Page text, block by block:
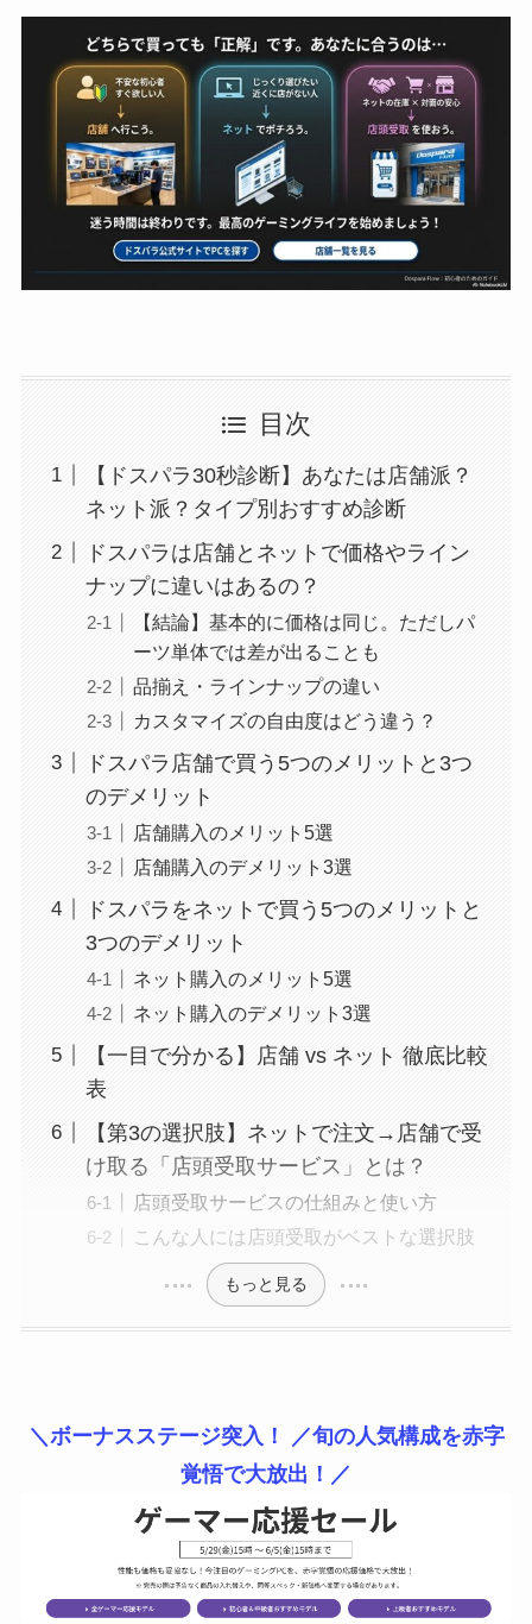
目次
【ドスパラ30秒診断】あなたは店舗派？
ネット派？タイプ別おすすめ診断
ドスパラは店舗とネットで価格やライン
ナップに違いはあるの？
【結論】基本的に価格は同じ。ただしパ
ーツ単体では差が出ることも
品揃え・ラインナップの違い
カスタマイズの自由度はどう違う？
ドスパラ店舗で買う5つのメリットと3つ
のデメリット
店舗購入のメリット5選
店舗購入のデメリット3選
ドスパラをネットで買う5つのメリットと
3つのデメリット
ネット購入のメリット5選
ネット購入のデメリット3選
【一目で分かる】店舗 vs ネット 徹底比較
表
【第3の選択肢】ネットで注文→店舗で受
け取る「店頭受取サービス」とは？
店頭受取サービスの仕組みと使い方
こんな人には店頭受取がベストな選択肢
もっと見る
＼ボーナスステージ突入！ ／旬の人気構成を赤字
覚悟で大放出！／